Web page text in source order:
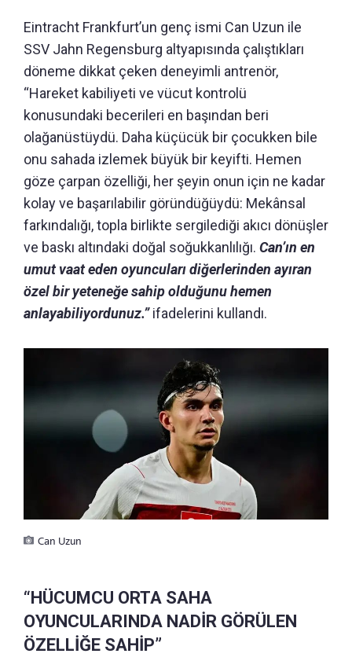
Eintracht Frankfurt’un genç ismi Can Uzun ile
SSV Jahn Regensburg altyapısında çalıştıkları
döneme dikkat çeken deneyimli antrenör,
“Hareket kabiliyeti ve vücut kontrolü
konusundaki becerileri en başından beri
olağanüstüydü. Daha küçücük bir çocukken bile
onu sahada izlemek büyük bir keyifti. Hemen
göze çarpan özelliği, her şeyin onun için ne kadar
kolay ve başarılabilir göründüğüydü: Mekânsal
farkındalığı, topla birlikte sergilediği akıcı dönüşler
ve baskı altındaki doğal soğukkanlılığı. Can’ın en
umut vaat eden oyuncuları diğerlerinden ayıran
özel bir yeteneğe sahip olduğunu hemen
anlayabiliyordunuz.”ifadelerini kullandı.
Can Uzun
“HÜCUMCU ORTA SAHA
OYUNCULARINDA NADİR GÖRÜLEN
ÖZELLİĞE SAHİP”